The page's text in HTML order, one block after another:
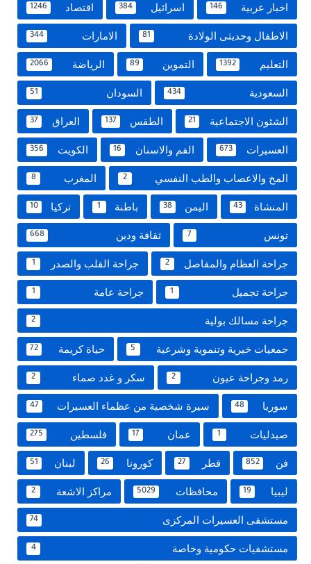
اخبار عربية 146 اسرائيل 384 اقتصاد 1246
الاطفال وحديثى الولادة 81 الامارات 344
التعليم 1392 التموين 89 الرياضة 2066
السعودية 434 السودان 51
الشئون الاجتماعية 21 الطقس 137 العراق 37
العسيرات 673 الفم والاسنان 16 الكويت 356
المخ والاعصاب والطب النفسي 2 المغرب 8
المنشاة 43 اليمن 38 باطنة 1 تركيا 10
تونس 7 ثقافة ودين 668
جراحة العظام والمفاصل 2 جراحة القلب والصدر 1
جراحة تجميل 1 جراحة عامة 1
جراحة مسالك بولية 2
جمعيات خيرية وتنموية وشرعية 5 حياة كريمة 72
رمد وجراحة عيون 2 سكر و غدد صماء 2
سوريا 48 سيرة شخصية من عظماء العسيرات 47
صيدليات 1 عمان 17 فلسطين 275
فن 852 قطر 27 كورونا 26 لبنان 51
ليبيا 19 محافظات 5029 مراكز الاشعة 2
مستشفى العسيرات المركزى 74
مستشفيات حكومية وخاصة 4